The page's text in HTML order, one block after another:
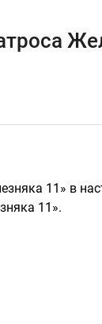
11» в
11».